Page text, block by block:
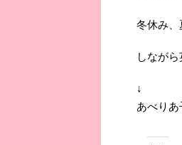
冬休み、
しなが
↓
あべり